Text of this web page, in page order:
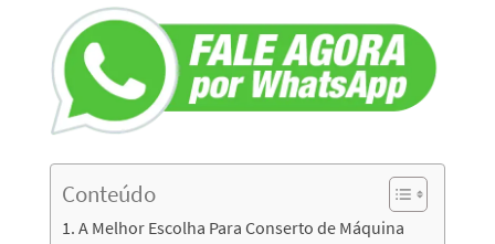
Conteúdo
A Melhor Escolha Para Conserto de Máquina